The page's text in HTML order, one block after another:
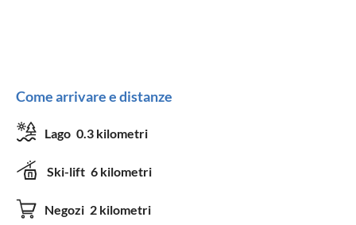
Come arrivare e distanze
Lago 0.3 kilometri
Ski-lift 6 kilometri
Negozi 2 kilometri